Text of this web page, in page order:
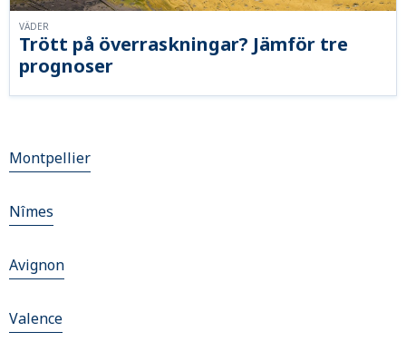
Trött på överraskningar? Jämför tre
prognoser
VÄDER
Montpellier
Nîmes
Avignon
Valence